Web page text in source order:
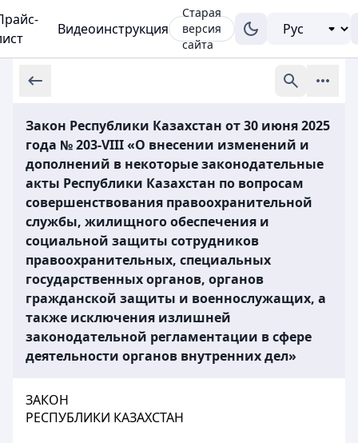
Видеоинструкция
Старая
версия
сайта
Закон Республики Казахстан от 30 июня 2025
года № 203-VIII «О внесении изменений и
дополнений в некоторые законодательные
акты Республики Казахстан по вопросам
совершенствования правоохранительной
службы, жилищного обеспечения и
социальной защиты сотрудников
правоохранительных, специальных
государственных органов, органов
гражданской защиты и военнослужащих, а
также исключения излишней
законодательной регламентации в сфере
деятельности органов внутренних дел»
ЗАКОН
РЕСПУБЛИКИ КАЗАХСТАН